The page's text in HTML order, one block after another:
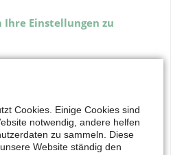
Ihre Einstellungen zu
Cookies. Einige Cookies sind
notwendig, andere helfen
zu sammeln. Diese
Website ständig den